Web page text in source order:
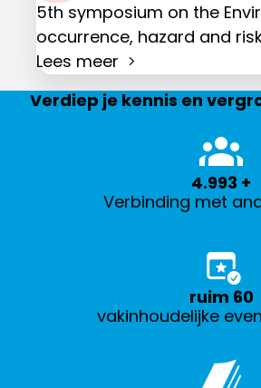
5th symposium on the
occurrence, hazard and risk
Lees meer
Verdiep je kennis en
Verbinding met
5.000 +
vakinhoudelijke
ruim 60